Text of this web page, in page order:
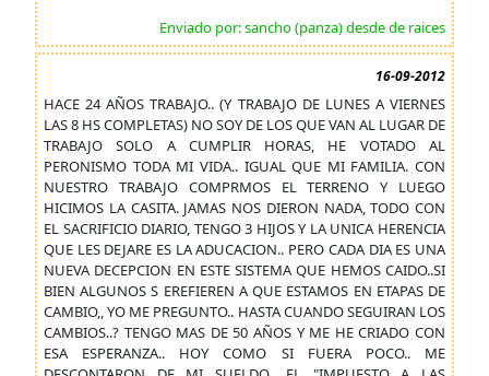
Enviado por: sancho (panza) desde de raices
16-09-2012
HACE 24 AÑOS TRABAJO.. (Y TRABAJO DE LUNES A VIERNES
LAS 8 HS COMPLETAS) NO SOY DE LOS QUE VAN AL LUGAR DE
TRABAJO SOLO A CUMPLIR HORAS, HE VOTADO AL
PERONISMO TODA MI VIDA.. IGUAL QUE MI FAMILIA. CON
NUESTRO TRABAJO COMPRMOS EL TERRENO Y LUEGO
HICIMOS LA CASITA. JAMAS NOS DIERON NADA, TODO CON
EL SACRIFICIO DIARIO, TENGO 3 HIJOS Y LA UNICA HERENCIA
QUE LES DEJARE ES LA ADUCACION.. PERO CADA DIA ES UNA
NUEVA DECEPCION EN ESTE SISTEMA QUE HEMOS CAIDO..SI
BIEN ALGUNOS S EREFIEREN A QUE ESTAMOS EN ETAPAS DE
CAMBIO,, YO ME PREGUNTO.. HASTA CUANDO SEGUIRAN LOS
CAMBIOS..? TENGO MAS DE 50 AÑOS Y ME HE CRIADO CON
ESA ESPERANZA.. HOY COMO SI FUERA POCO.. ME